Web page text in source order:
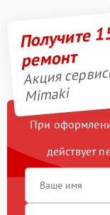
Получите
ремонт
Акция
Mimaki
При
действует